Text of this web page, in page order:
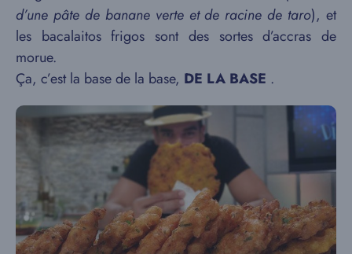
d’une pâte de banane verte et de racine de taro), et
les bacalaitos frigos sont des sortes d’accras de
morue.
Ça, c’est la base de la base, DE LA BASE .